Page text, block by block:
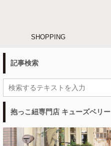
SHOPPING
記事検索
抱っこ紐専門店 キューズベリー